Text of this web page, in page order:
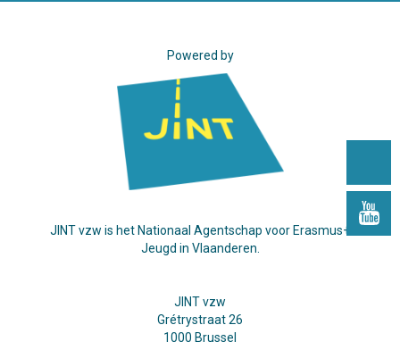
Powered by
JINT vzw is het Nationaal Agentschap voor Erasmus+
Jeugd in Vlaanderen.
JINT vzw
Grétrystraat 26
1000 Brussel